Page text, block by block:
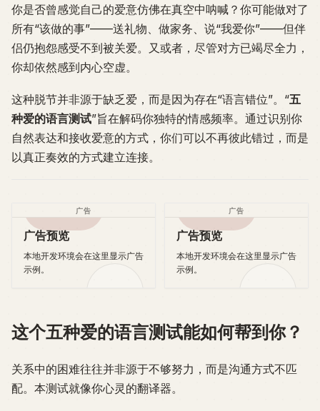
你是否曾感觉自己的爱意仿佛在真空中呐喊？你可能做对了
所有“该做的事”——送礼物、做家务、说“我爱你”——但伴
侣仍抱怨感受不到被关爱。又或者，尽管对方已竭尽全力，
你却依然感到内心空虚。
这种脱节并非源于缺乏爱，而是因为存在“语言错位”。“五
种爱的语言测试”旨在解码你独特的情感频率。通过识别你
自然表达和接收爱意的方式，你们可以不再彼此错过，而是
以真正奏效的方式建立连接。
广告
广告预览
本地开发环境会在这里显示广告
示例。
广告
广告预览
本地开发环境会在这里显示广告
示例。
这个五种爱的语言测试能如何帮到你？
关系中的困难往往并非源于不够努力，而是沟通方式不匹
配。本测试就像你心灵的翻译器。